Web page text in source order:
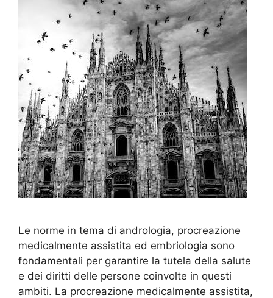
Le norme in tema di andrologia, procreazione
medicalmente assistita ed embriologia sono
fondamentali per garantire la tutela della salute
e dei diritti delle persone coinvolte in questi
ambiti. La procreazione medicalmente assistita,